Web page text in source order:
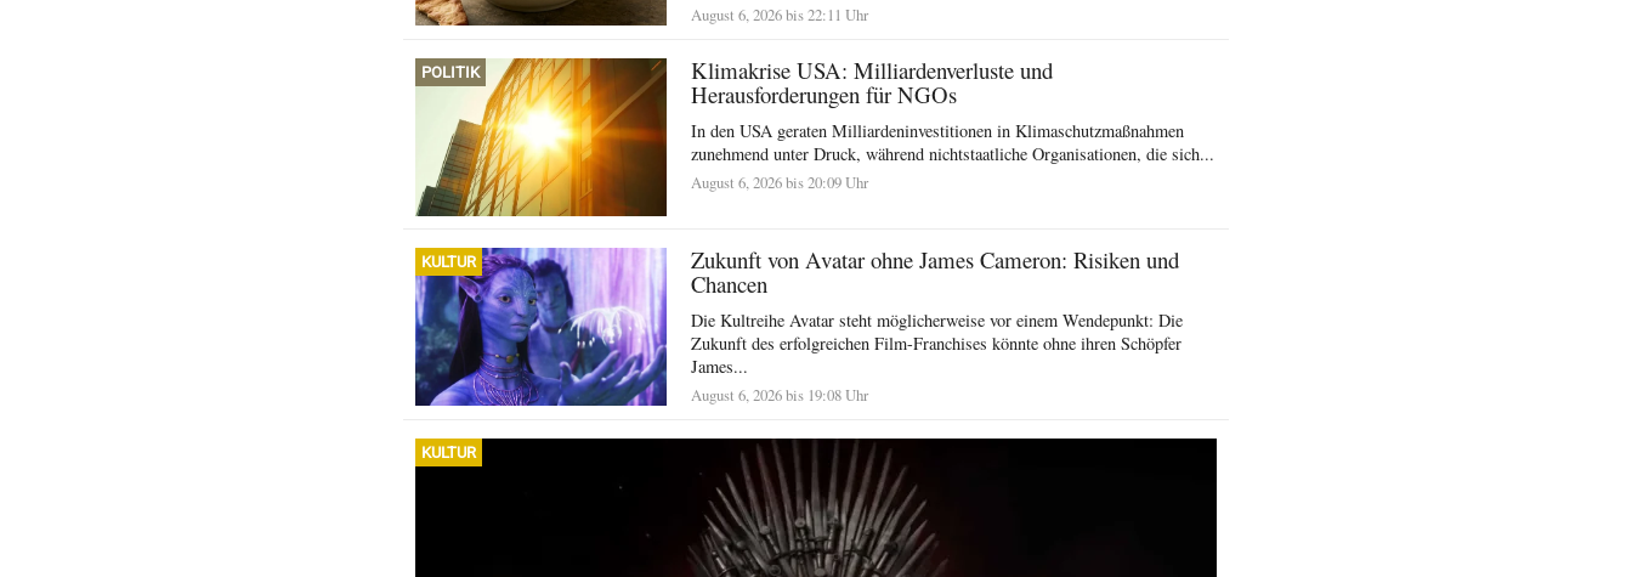
August 6, 2026 bis 22:11 Uhr
POLITIK
Klimakrise USA: Milliardenverluste und
Herausforderungen für NGOs
In den USA geraten Milliardeninvestitionen in Klimaschutzmaßnahmen
zunehmend unter Druck, während nichtstaatliche Organisationen, die sich...
August 6, 2026 bis 20:09 Uhr
KULTUR
Zukunft von Avatar ohne James Cameron: Risiken und
Chancen
Die Kultreihe Avatar steht möglicherweise vor einem Wendepunkt: Die
Zukunft des erfolgreichen Film-Franchises könnte ohne ihren Schöpfer
James...
August 6, 2026 bis 19:08 Uhr
KULTUR